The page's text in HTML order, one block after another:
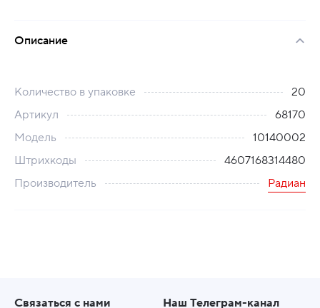
Описание
Количество в упаковке
20
Артикул
68170
Модель
10140002
Штрихкоды
4607168314480
Производитель
Радиан
Связаться с нами Наш Телеграм-канал